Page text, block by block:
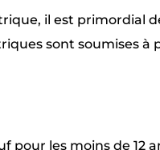
il est primordial
sont soumises à
pour les moins de 12